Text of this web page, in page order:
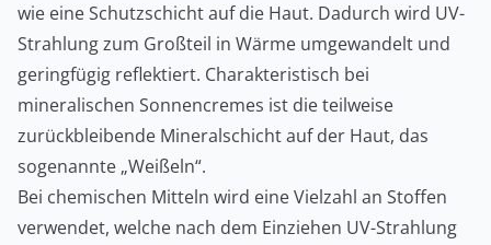
wie eine Schutzschicht auf die Haut. Dadurch wird UV-
Strahlung zum Großteil in Wärme umgewandelt und
geringfügig reflektiert. Charakteristisch bei
mineralischen Sonnencremes ist die teilweise
zurückbleibende Mineralschicht auf der Haut, das
sogenannte „Weißeln“.
Bei chemischen Mitteln wird eine Vielzahl an Stoffen
verwendet, welche nach dem Einziehen UV-Strahlung